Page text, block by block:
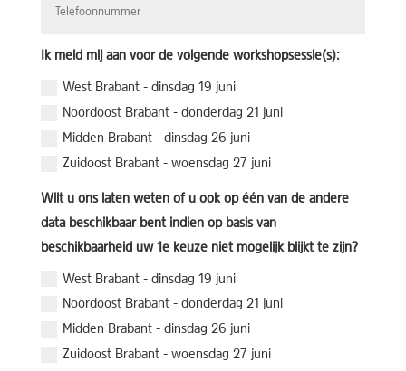
Ik meld mij aan voor de volgende workshopsessie(s):
West Brabant - dinsdag 19 juni
Noordoost Brabant - donderdag 21 juni
Midden Brabant - dinsdag 26 juni
Zuidoost Brabant - woensdag 27 juni
Wilt u ons laten weten of u ook op één van de andere
data beschikbaar bent indien op basis van
beschikbaarheid uw 1e keuze niet mogelijk blijkt te zijn?
West Brabant - dinsdag 19 juni
Noordoost Brabant - donderdag 21 juni
Midden Brabant - dinsdag 26 juni
Zuidoost Brabant - woensdag 27 juni